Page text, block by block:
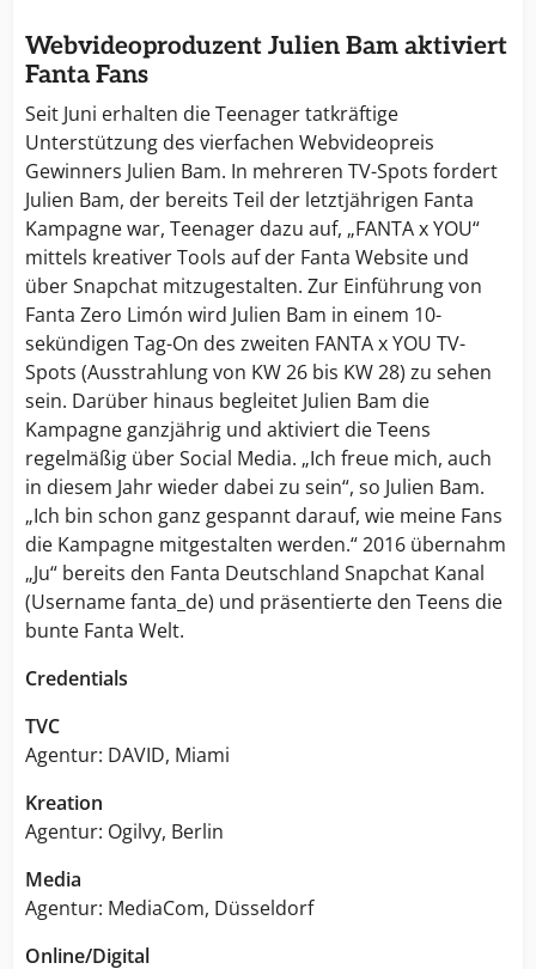
Webvideoproduzent Julien Bam aktiviert
Fanta Fans
Seit Juni erhalten die Teenager tatkräftige
Unterstützung des vierfachen Webvideopreis
Gewinners Julien Bam. In mehreren TV-Spots fordert
Julien Bam, der bereits Teil der letztjährigen Fanta
Kampagne war, Teenager dazu auf, „FANTA x YOU“
mittels kreativer Tools auf der Fanta Website und
über Snapchat mitzugestalten. Zur Einführung von
Fanta Zero Limón wird Julien Bam in einem 10-
sekündigen Tag-On des zweiten FANTA x YOU TV-
Spots (Ausstrahlung von KW 26 bis KW 28) zu sehen
sein. Darüber hinaus begleitet Julien Bam die
Kampagne ganzjährig und aktiviert die Teens
regelmäßig über Social Media. „Ich freue mich, auch
in diesem Jahr wieder dabei zu sein“, so Julien Bam.
„Ich bin schon ganz gespannt darauf, wie meine Fans
die Kampagne mitgestalten werden.“ 2016 übernahm
„Ju“ bereits den Fanta Deutschland Snapchat Kanal
(Username fanta_de) und präsentierte den Teens die
bunte Fanta Welt.
Credentials
TVC
Agentur: DAVID, Miami
Kreation
Agentur: Ogilvy, Berlin
Media
Agentur: MediaCom, Düsseldorf
Online/Digital